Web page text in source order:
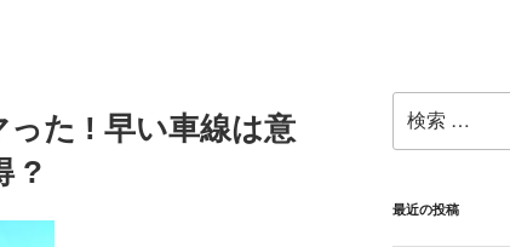
た ! 早い車線は意
?
索:
最近の投稿